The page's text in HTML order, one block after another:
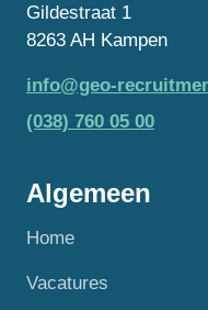
Gildestraat 1
8263 AH Kampen
info@geo-
(038) 760 05 00
Algemeen
Home
Vacatures